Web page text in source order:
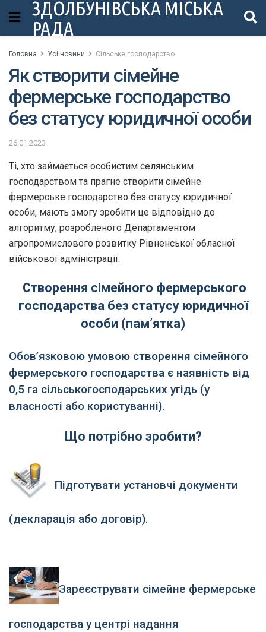
ЗДОЛБУНІВСЬКА МІСЬКА
РАДА
Головна Усі новини Сільське господарство
Як створити сімейне
фермерське господарство
без статусу юридичної особи
26.01.2023
Ті, хто займається особистим селянським
господарством та прагне створити сімейне
фермерське господарство без статусу юридичної
особи, мають змогу зробити це відповідно до
алгоритму, розробленого Департаментом
агропромислового розвитку Рівненської обласної
військової адміністрації.
Створення сімейного фермерського
господарства без статусу юридичної
особи (пам’ятка)
Обов’язковою умовою створення сімейного
фермерського господарства є наявність від
0,5 га сільськогосподарських угідь (у
власності або користуванні).
Що потрібно зробити?
Підготувати установчі документи
(декларація або договір).
Зареєструвати сімейне фермерське
господарства у центрі надання